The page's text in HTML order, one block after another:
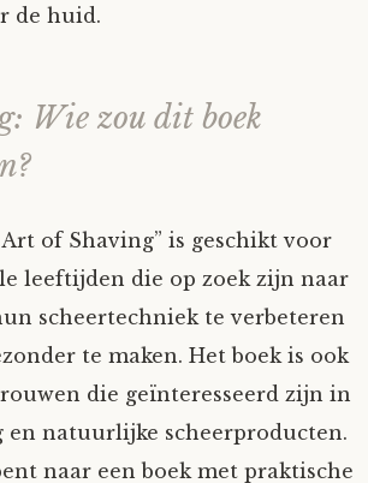
de huid.
Wie zou dit boek
of Shaving” is geschikt voor
leeftijden die op zoek zijn naar
scheertechniek te verbeteren
te maken. Het boek is ook
die geïnteresseerd zijn in
natuurlijke scheerproducten.
naar een boek met praktische